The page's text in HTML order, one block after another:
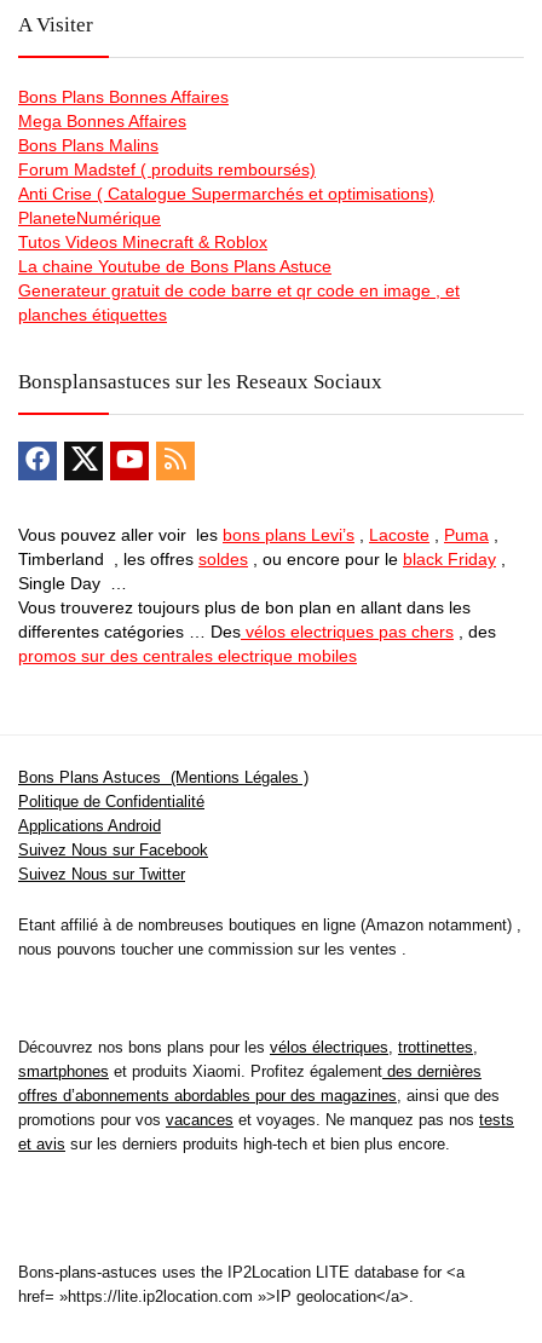
A Visiter
Bons Plans Bonnes Affaires
Mega Bonnes Affaires
Bons Plans Malins
Forum Madstef ( produits remboursés)
Anti Crise ( Catalogue Supermarchés et optimisations)
PlaneteNumérique
Tutos Videos Minecraft & Roblox
La chaine Youtube de Bons Plans Astuce
Generateur gratuit de code barre et qr code en image , et
planches étiquettes
Bonsplansastuces sur les Reseaux Sociaux
Vous pouvez aller voir les bons plans Levi’s Lacoste Puma
Timberland , les offres soldes , ou encore pour le black Friday
Single Day …
Vous trouverez toujours plus de bon plan en allant dans les
differentes catégories … Des vélos electriques pas chers , des
promos sur des centrales electrique mobiles
Bons Plans Astuces (Mentions Légales )
Politique de Confidentialité
Applications Android
Suivez Nous sur Facebook
Suivez Nous sur Twitter
Etant affilié à de nombreuses boutiques en ligne (Amazon notamment) ,
nous pouvons toucher une commission sur les ventes .
Découvrez nos bons plans pour les vélos électriques trottinettes
smartphones et produits Xiaomi. Profitez également des dernières
offres d’abonnements abordables pour des magazines , ainsi que des
promotions pour vos vacances et voyages. Ne manquez pas nos tests
et avis sur les derniers produits high-tech et bien plus encore.
Bons-plans-astuces uses the IP2Location LITE database for <a
href= »https://lite.ip2location.com »>IP geolocation</a>.